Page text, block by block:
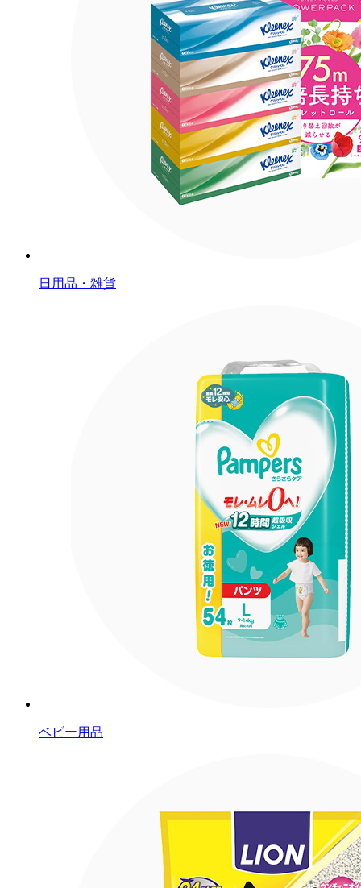
日用品・雑貨
ベビー用品